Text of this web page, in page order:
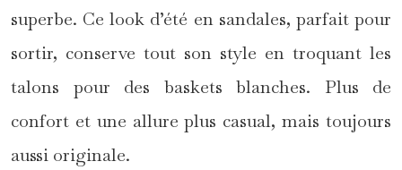
superbe. Ce look d’été en sandales, parfait pour
sortir, conserve tout son style en troquant les
talons pour des baskets blanches. Plus de
confort et une allure plus casual, mais toujours
aussi originale.